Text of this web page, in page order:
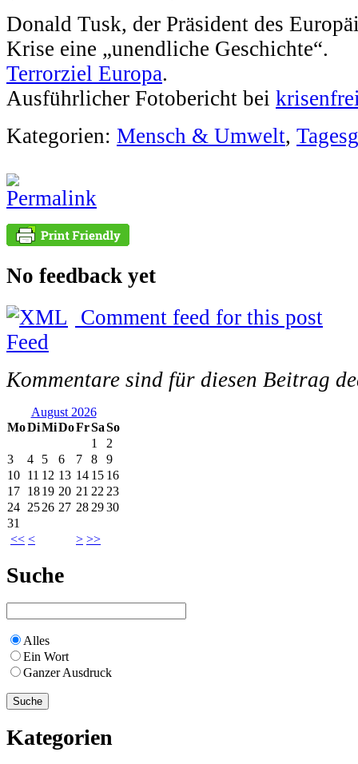
Donald Tusk, der Präsident des
Krise eine „unendliche Geschichte“.
Terrorziel Europa.
Ausführlicher Fotobericht bei
Kategorien: Mensch & Umwelt,
No feedback yet
Comment feed for this post
Kommentare sind für diesen Beitrag
August 2026
MoDiMiDoFrSaSo
<< < > >>
1
2
3
4 5 6 7 8
9
10 11 12 13 14 15 16
17 1819 20 21 22 23
24 2526 27 28 2930
31
Suche
Alles
Ein Wort
Ganzer Ausdruck
Kategorien